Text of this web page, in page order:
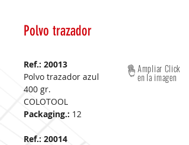
Polvo trazador
Ref.: 20013
Polvo trazador azul
400 gr.
COLOTOOL
Packaging.: 12
Ref.: 20014
Ampliar Click
en la imagen